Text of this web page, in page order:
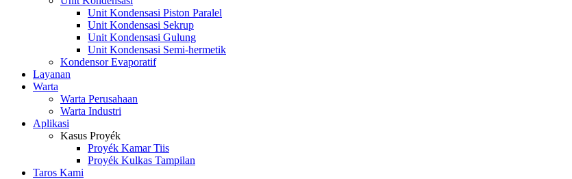
Unit Kondensasi Piston Paralel
Unit Kondensasi Sekrup
Unit Kondensasi Gulung
Unit Kondensasi Semi-hermetik
Kondensor Evaporatif
Layanan
Warta
Warta Perusahaan
Warta Industri
Aplikasi
Kasus Proyék
Proyék Kamar Tiis
Proyék Kulkas Tampilan
Taros Kami